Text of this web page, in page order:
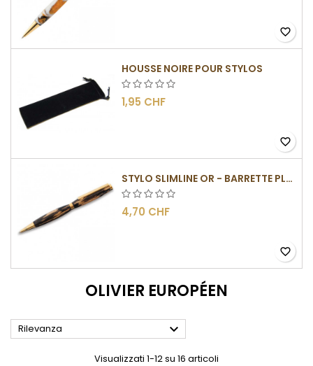
favorite_border
HOUSSE NOIRE POUR STYLOS
1,95 CHF
favorite_border
STYLO SLIMLINE OR - BARRETTE PLATE
4,70 CHF
favorite_border
OLIVIER EUROPÉEN
Rilevanza 
Visualizzati 1-12 su 16 articoli